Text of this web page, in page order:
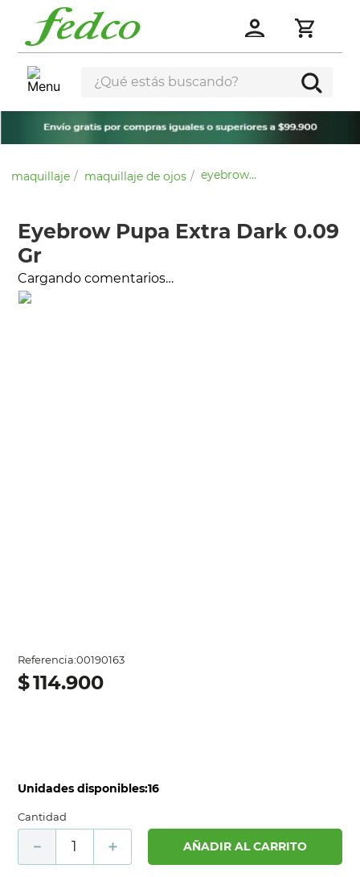
¿Qué estás buscando?
maquillaje maquillaje de ojos eyebrow pupa extra dark 0.09 gr
Eyebrow Pupa Extra Dark 0.09
Gr
Cargando comentarios…
Referencia:00190163
$114.900
Unidades disponibles:16
Cantidad
＋
－ AÑADIR AL CARRITO